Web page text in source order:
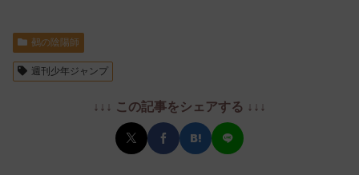
鵺の陰陽師
週刊少年ジャンプ
↓↓↓ この記事をシェアする ↓↓↓